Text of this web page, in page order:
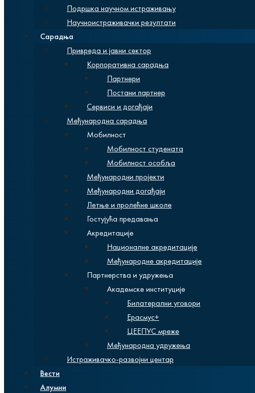
Подршка научном истраживању
Научноистраживачки резултати
Сарадња
Привреда и јавни сектор
Корпоративна сарадња
Партнери
Постани партнер
Сервиси и догађаји
Међународна сарадња
Мобилност
Мобилност студената
Мобилност особља
Међународни пројекти
Међународни догађаји
Летње и пролећне школе
Гостујућа предавања
Акредитације
Националне акредитације
Међународне акредитације
Партнерства и удружења
Академске институције
Билатерални уговори
Ерасмус+
ЦЕЕПУС мреже
Међународна удружења
Истраживачко-развојни центар
Вести
Алумни